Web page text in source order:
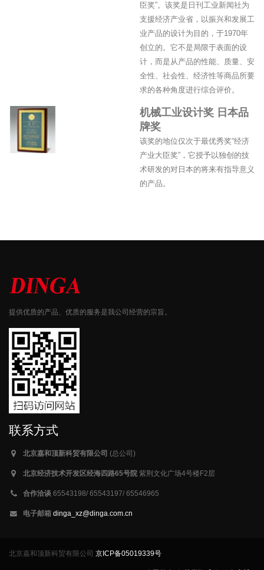
臣奖”。该奖是日刊工业新闻社为
支援经济产业省，以振兴和发展工
业产品的设计为目的，于1970年
创立的。它不是局限于表面的设
计，而是从产品的性能、质量、安
全性、社会性、经济性等商品所要
求的各种角度进行综合评价。
机械工业设计奖 日本品
牌奖
该奖的地位仅次于最优秀奖“经济
产业大臣奖”，它授予以独创的技
术研发的对日本的将来有指导意义
的产品。
提供优质的产品、优质的服务是我公司经营的宗旨。
联系方式
北京嘉和顶新科贸有限公司 (总公司)
北京经济技术开发区经海四路65号院 紫荆文化广场4号楼F2层
合作洽谈 65543198/ 65543197/ 65546965
电子邮箱 dinga_xz@dinga.com.cn
北京嘉和顶新科贸有限公司 京ICP备05019339号